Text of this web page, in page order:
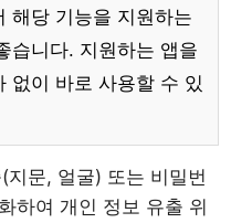
해당 기능을 지원하는
습니다. 지원하는 앱을
없이 바로 사용할 수 있
지문, 얼굴) 또는 비밀번
하여 개인 정보 유출 위